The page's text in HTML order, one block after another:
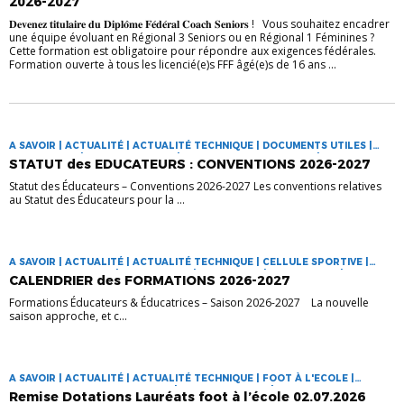
𝐃𝐞𝐯𝐞𝐧𝐞𝐳 𝐭𝐢𝐭𝐮𝐥𝐚𝐢𝐫𝐞 𝐝𝐮 𝐃𝐢𝐩𝐥𝐨̂𝐦𝐞 𝐅𝐞́𝐝𝐞́𝐫𝐚𝐥 𝐂𝐨𝐚𝐜𝐡 𝐒𝐞𝐧𝐢𝐨𝐫𝐬 ! Vous souhaitez encadrer
une équipe évoluant en Régional 3 Seniors ou en Régional 1 Féminines ?
Cette formation est obligatoire pour répondre aux exigences fédérales.
Formation ouverte à tous les licencié(e)s FFF âgé(e)s de 16 ans ...
A SAVOIR | ACTUALITÉ | ACTUALITÉ TECHNIQUE | DOCUMENTS UTILES |
EDUCATEURS | SAISON 2026-2027 | STATUT DE L'EDUCATEUR | TECHNIQUE
STATUT des EDUCATEURS : CONVENTIONS 2026-2027
Statut des Éducateurs – Conventions 2026-2027 Les conventions relatives
au Statut des Éducateurs pour la ...
A SAVOIR | ACTUALITÉ | ACTUALITÉ TECHNIQUE | CELLULE SPORTIVE |
DOCUMENTS UTILES | EDUCATEURS | FORMATION | FORMATIONS | LES
FORMATIONS | SAISON 2026-2027 | TECHNIQUE
CALENDRIER des FORMATIONS 2026-2027
Formations Éducateurs & Éducatrices – Saison 2026-2027 La nouvelle
saison approche, et c...
A SAVOIR | ACTUALITÉ | ACTUALITÉ TECHNIQUE | FOOT À L'ECOLE |
FOOTBALL EN MILIEU SCOLAIRE | SAISON 2025-2026 | TECHNIQUE
Remise Dotations Lauréats foot à l’école 02.07.2026